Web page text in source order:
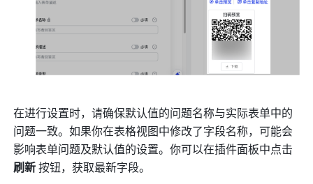
在进行设置时，请确保默认值的问题名称与实际表单中的
问题一致。如果你在表格视图中修改了字段名称，可能会
刷新 按钮，获取最新字段。